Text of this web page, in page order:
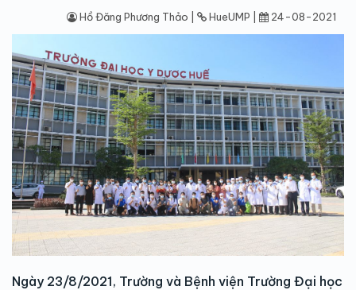
Hồ Đăng Phương Thảo | HueUMP | 24-08-2021
Ngày 23/8/2021, Trường và Bệnh viện Trường Đại học